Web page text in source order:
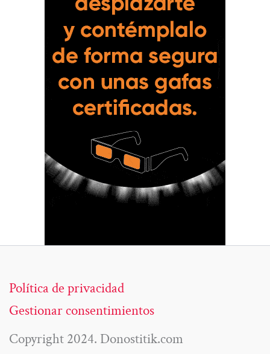
Política de privacidad
Gestionar consentimientos
Copyright 2024. Donostitik.com